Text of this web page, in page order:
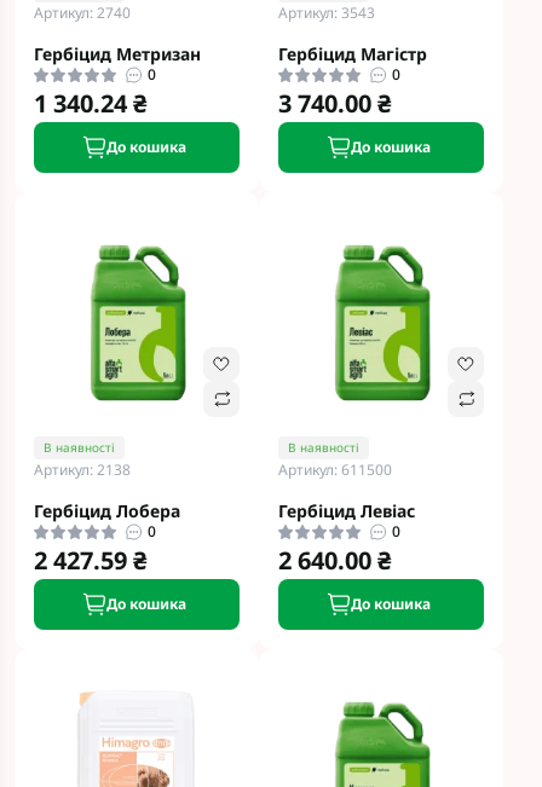
Артикул: 2740
Гербіцид Метризан
0
1 340.24 ₴
До кошика
Артикул: 3543
Гербіцид Магістр
0
3 740.00 ₴
До кошика
В наявності
Артикул: 2138
Гербіцид Лобера
0
2 427.59 ₴
До кошика
В наявності
Артикул: 611500
Гербіцид Левіас
0
2 640.00 ₴
До кошика